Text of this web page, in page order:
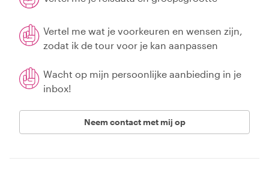
Vertel me wat je voorkeuren en wensen zijn,
zodat ik de tour voor je kan aanpassen
Wacht op mijn persoonlijke aanbieding in je
inbox!
Neem contact met mij op